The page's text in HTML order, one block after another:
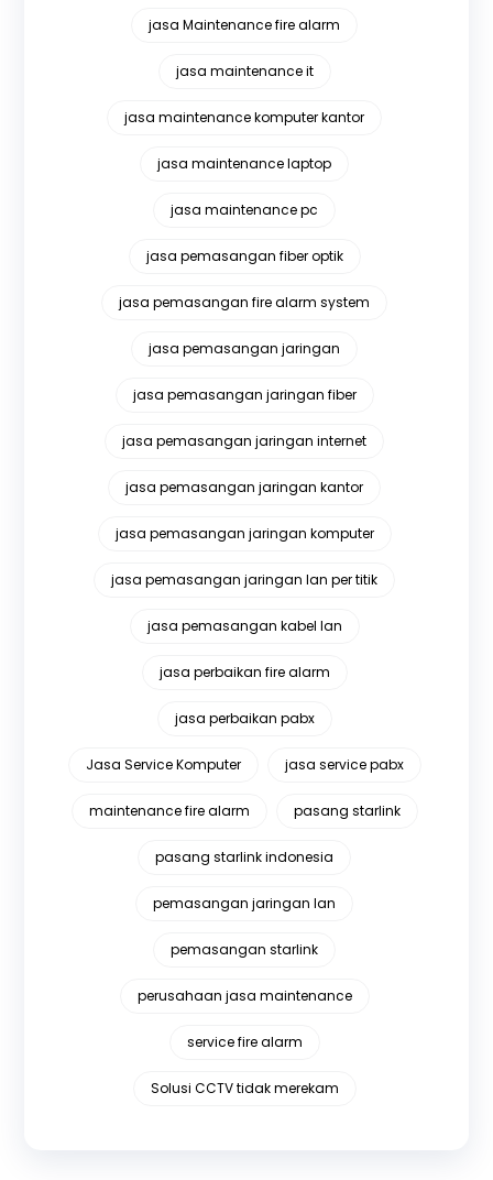
jasa Maintenance fire alarm
jasa maintenance it
jasa maintenance komputer kantor
jasa maintenance laptop
jasa maintenance pc
jasa pemasangan fiber optik
jasa pemasangan fire alarm system
jasa pemasangan jaringan
jasa pemasangan jaringan fiber
jasa pemasangan jaringan internet
jasa pemasangan jaringan kantor
jasa pemasangan jaringan komputer
jasa pemasangan jaringan lan per titik
jasa pemasangan kabel lan
jasa perbaikan fire alarm
jasa perbaikan pabx
Jasa Service Komputer jasa service pabx
maintenance fire alarm pasang starlink
pasang starlink indonesia
pemasangan jaringan lan
pemasangan starlink
perusahaan jasa maintenance
service fire alarm
Solusi CCTV tidak merekam